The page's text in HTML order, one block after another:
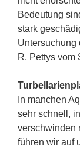
Bedeutung
stark
Untersuchung
R. Pettys vom
In manchen
sehr schnell,
verschwinden
führen wir auf